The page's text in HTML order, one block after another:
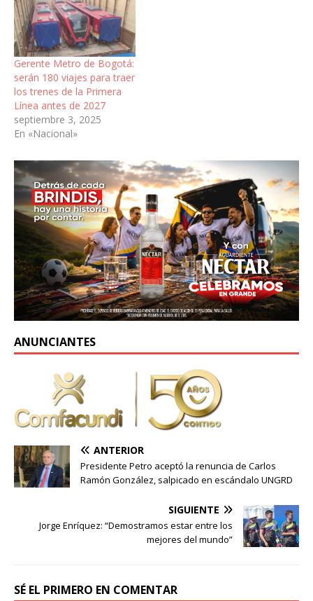
Gerente Metro de Bogotá:
serán 180 viajes para traer
los trenes de la Primera
Línea antes de 2027
septiembre 3, 2025
En «Nacional»
ANUNCIANTES
ANTERIOR
Presidente Petro aceptó la renuncia de Carlos
Ramón González, salpicado en escándalo UNGRD
SIGUIENTE
Jorge Enríquez: “Demostramos estar entre los
mejores del mundo”
SÉ EL PRIMERO EN COMENTAR